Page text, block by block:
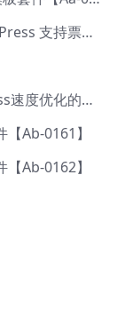
Fluent Support Pro v1.8.1 – WordPress 支持票务系统【Cc-0041】
WP Rocket v3.10.8-用于wordpress速度优化的缓存加速插件【Cd-0019】
Ab-0161】
Ab-0162】